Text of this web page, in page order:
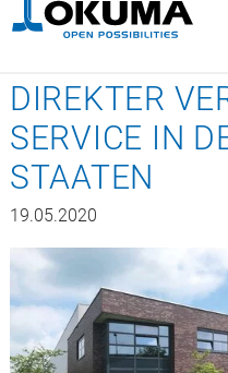
DIREKTER
SERVICE IN
STAATEN
19.05.2020